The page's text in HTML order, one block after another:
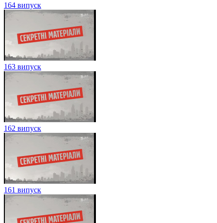
164 випуск
163 випуск
162 випуск
161 випуск